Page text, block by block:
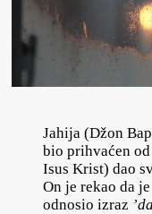
Jahija (Džon
bio prihvaćen
Isus Krist) dao
On je rekao da
odnosio izraz ’da